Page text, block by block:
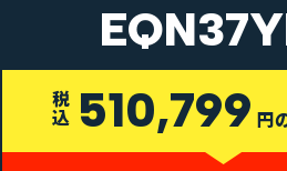
税込 510,799 円